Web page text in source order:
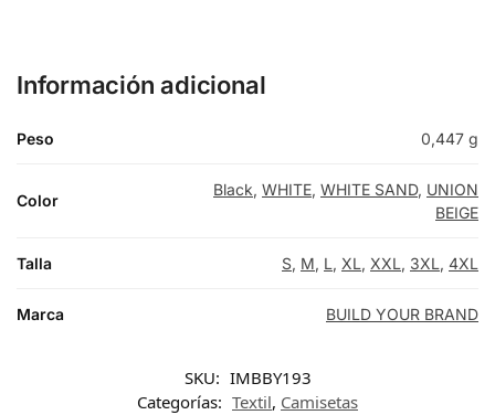
Información adicional
Peso 0,447 g
Color
Black, WHITE, WHITE SAND, UNION
BEIGE
Talla S, M, L, XL, XXL, 3XL, 4XL
Marca BUILD YOUR BRAND
SKU: IMBBY193
Categorías: Textil, Camisetas